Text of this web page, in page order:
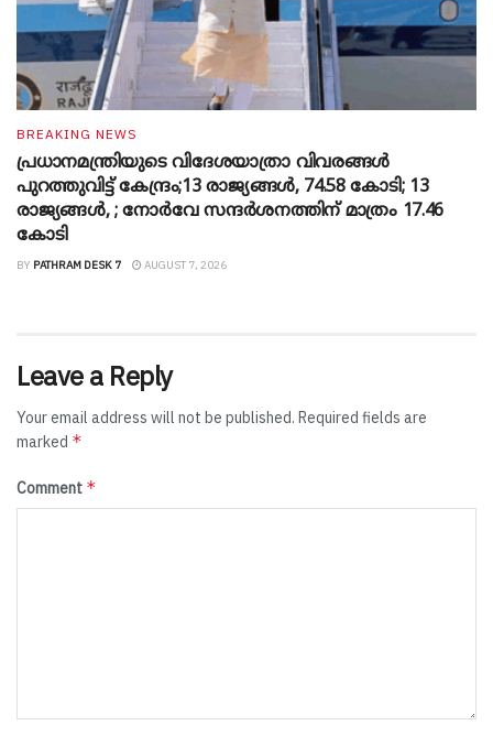
BREAKING NEWS
പ്രധാനമന്ത്രിയുടെ വിദേശയാത്രാ വിവരങ്ങൾ
പുറത്തുവിട്ട് കേന്ദ്രം;13 രാജ്യങ്ങൾ, 74.58 കോടി; 13
രാജ്യങ്ങൾ, ; നോർവേ സന്ദർശനത്തിന് മാത്രം 17.46
കോടി
BY PATHRAM DESK 7 AUGUST 7, 2026
Leave a Reply
Your email address will not be published. Required fields are
marked *
Comment *